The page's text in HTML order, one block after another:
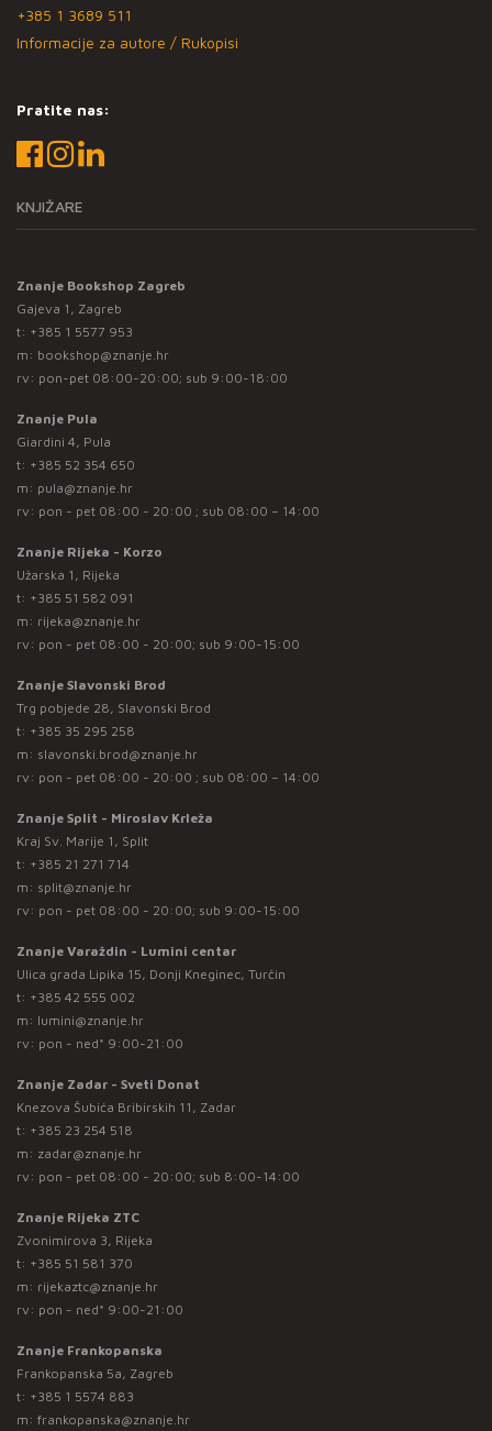
+385 1 3689 511
Informacije za autore / Rukopisi
Pratite nas:
KNJIŽARE
Znanje Bookshop Zagreb
Gajeva 1, Zagreb
t: +385 1 5577 953
m: bookshop@znanje.hr
rv: pon-pet 08:00-20:00; sub 9:00-18:00
Znanje Pula
Giardini 4, Pula
t: +385 52 354 650
m: pula@znanje.hr
rv: pon - pet 08:00 - 20:00 ; sub 08:00 – 14:00
Znanje Rijeka - Korzo
Užarska 1, Rijeka
t: +385 51 582 091
m: rijeka@znanje.hr
rv: pon - pet 08:00 - 20:00; sub 9:00-15:00
Znanje Slavonski Brod
Trg pobjede 28, Slavonski Brod
t: +385 35 295 258
m: slavonski.brod@znanje.hr
rv: pon - pet 08:00 - 20:00 ; sub 08:00 – 14:00
Znanje Split - Miroslav Krleža
Kraj Sv. Marije 1, Split
t: +385 21 271 714
m: split@znanje.hr
rv: pon - pet 08:00 - 20:00; sub 9:00-15:00
Znanje Varaždin - Lumini centar
Ulica grada Lipika 15, Donji Kneginec, Turčin
t: +385 42 555 002
m: lumini@znanje.hr
rv: pon - ned* 9:00-21:00
Znanje Zadar - Sveti Donat
Knezova Šubića Bribirskih 11, Zadar
t: +385 23 254 518
m: zadar@znanje.hr
rv: pon - pet 08:00 - 20:00; sub 8:00-14:00
Znanje Rijeka ZTC
Zvonimirova 3, Rijeka
t: +385 51 581 370
m: rijekaztc@znanje.hr
rv: pon - ned* 9:00-21:00
Znanje Frankopanska
Frankopanska 5a, Zagreb
t: +385 1 5574 883
m: frankopanska@znanje.hr